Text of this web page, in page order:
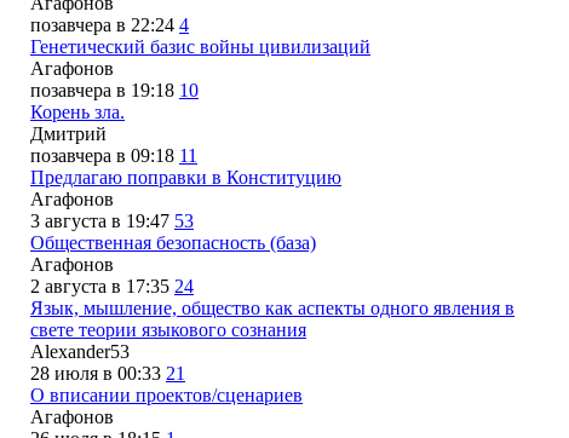
позавчера в 22:24 4
Генетический базис войны цивилизаций
Агафонов
позавчера в 19:18 10
Корень зла.
Дмитрий
позавчера в 09:18 11
Предлагаю поправки в Конституцию
Агафонов
3 августа в 19:47 53
Общественная безопасность (база)
Агафонов
2 августа в 17:35 24
Язык, мышление, общество как аспекты одного явления в
свете теории языкового сознания
Alexander53
28 июля в 00:33 21
О вписании проектов/сценариев
Агафонов